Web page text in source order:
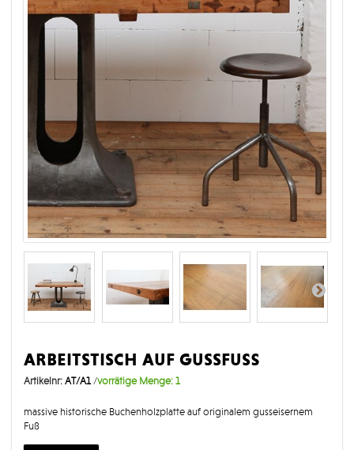
arbeitstisch auf gussfuß
Artikelnr: AT/A1/vorrätige Menge: 1
massive historische Buchenholzplatte auf originalem gusseisernem
Fuß